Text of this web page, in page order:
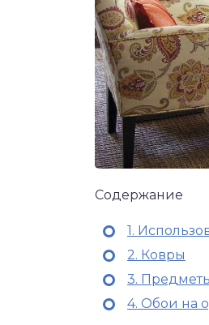
Содержание
1.
2. Ковры
3.
4. Обои на